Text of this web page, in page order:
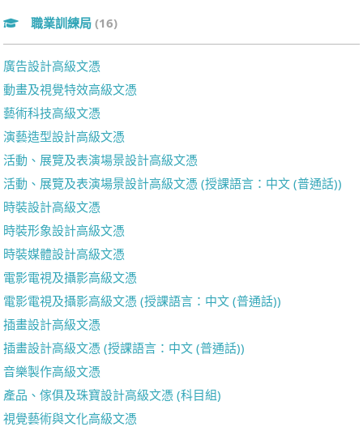
職業訓練局 (16)
廣告設計高級文憑
動畫及視覺特效高級文憑
藝術科技高級文憑
演藝造型設計高級文憑
活動、展覽及表演場景設計高級文憑
活動、展覽及表演場景設計高級文憑 (授課語言：中文 (普通話))
時裝設計高級文憑
時裝形象設計高級文憑
時裝媒體設計高級文憑
電影電視及攝影高級文憑
電影電視及攝影高級文憑 (授課語言：中文 (普通話))
插畫設計高級文憑
插畫設計高級文憑 (授課語言：中文 (普通話))
音樂製作高級文憑
產品、傢俱及珠寶設計高級文憑 (科目組)
視覺藝術與文化高級文憑